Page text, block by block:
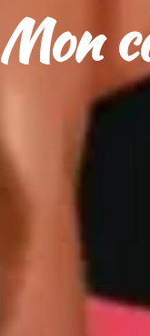
Mon